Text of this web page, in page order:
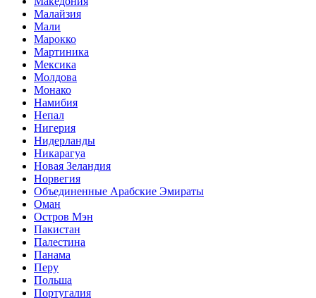
Малайзия
Мали
Марокко
Мартиника
Мексика
Молдова
Монако
Намибия
Непал
Нигерия
Нидерланды
Никарагуа
Новая Зеландия
Норвегия
Объединенные Арабские Эмираты
Оман
Остров Мэн
Пакистан
Палестина
Панама
Перу
Польша
Португалия